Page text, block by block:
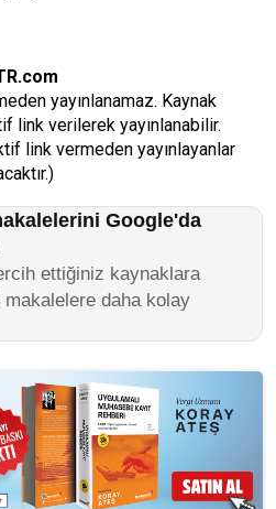
yayınlanamaz. Kaynak
link verilerek yayınlanabilir.
link vermeden yayınlayanlar
Google'da
ettiğiniz kaynaklara
daha kolay